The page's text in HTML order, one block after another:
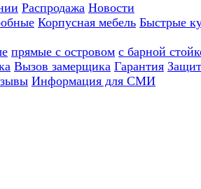
Распродажа Новости
Корпусная мебель Быстрые
прямые с островом с барной
Вызов замерщика Гарантия
Информация для СМИ